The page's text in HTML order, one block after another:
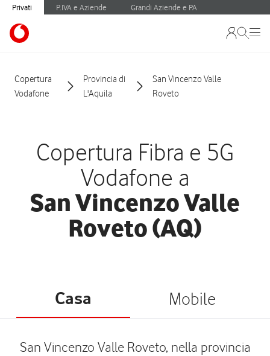
Privati P.IVA e Aziende Grandi Aziende e PA
Copertura
Vodafone
Provincia di
L'Aquila
San Vincenzo Valle
Roveto
Copertura Fibra e 5G
Vodafone a
San Vincenzo Valle
Roveto (AQ)
Casa Mobile
San Vincenzo Valle Roveto, nella provincia